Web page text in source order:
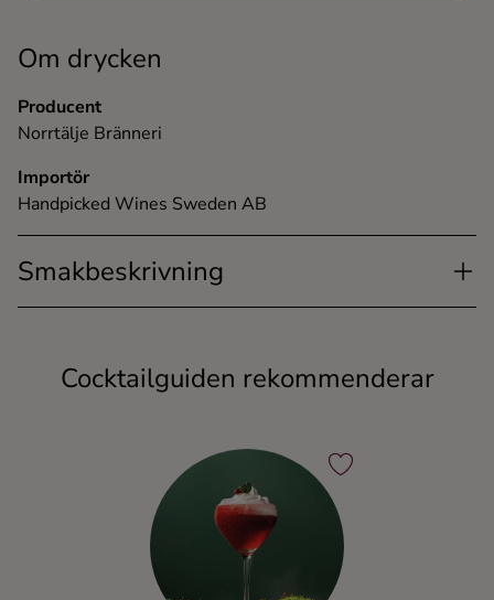
Om drycken
Producent
Norrtälje Bränneri
Importör
Handpicked Wines Sweden AB
Smakbeskrivning
Cocktailguiden rekommenderar